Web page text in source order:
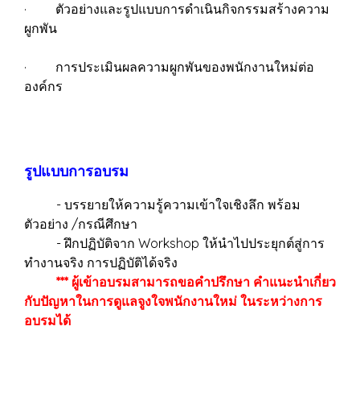
· ตัวอย่างและรูปแบบการดำเนินกิจกรรมสร้างความ
ผูกพัน
· การประเมินผลความผูกพันของพนักงานใหม่ต่อ
องค์กร
รูปแบบการอบรม
- บรรยายให้ความรู้ความเข้าใจเชิงลึก พร้อม
ตัวอย่าง /กรณีศึกษา
- ฝึกปฏิบัติจาก Workshop ให้นำไปประยุกต์สู่การ
ทำงานจริง การปฏิบัติได้จริง
*** ผู้เข้าอบรมสามารถขอคำปรึกษา คำแนะนำเกี่ยว
กับปัญหาในการดูแลจูงใจพนักงานใหม่ ในระหว่างการ
อบรมได้